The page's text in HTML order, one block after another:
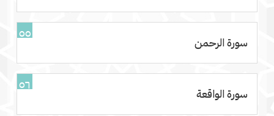
٥٥
سورة الرحمن
٥٦
سورة الواقعة